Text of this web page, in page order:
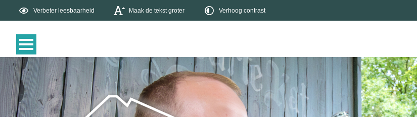
Verbeter leesbaarheid Maak de tekst groter Verhoog contrast